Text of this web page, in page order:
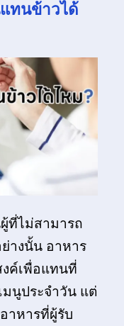
ทนข้าวได้
ที่ไม่สามารถ
างนั้น อาหาร
ค์เพื่อแทนที่
นูประจำวัน แต่
าหารที่ผู้รับ